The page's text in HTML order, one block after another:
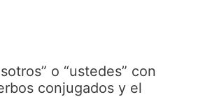
o “ustedes” con
conjugados y el